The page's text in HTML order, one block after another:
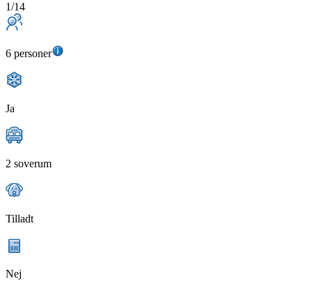
1/14
6 personer
Ja
2 soverum
Tilladt
Nej